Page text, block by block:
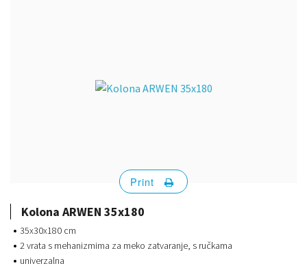
Kolona ARWEN 35x180
35x30x180 cm
2 vrata s mehanizmima za meko zatvaranje, s ručkama
univerzalna
Print